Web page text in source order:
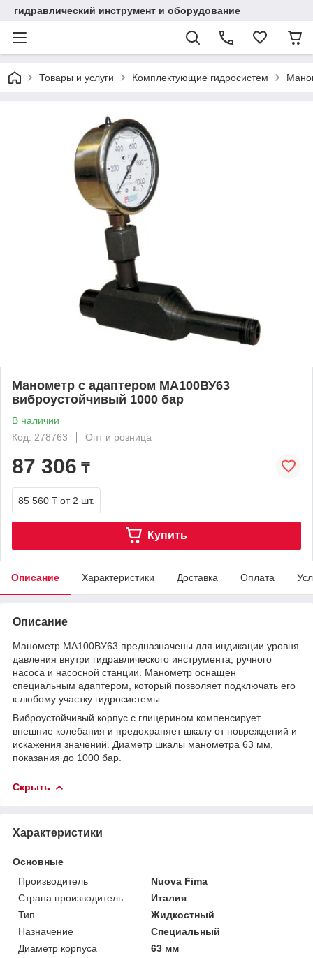
гидравлический инструмент и оборудование
Товары и услуги Комплектующие гидросистем
Манометр с адаптером МА100ВУ63
виброустойчивый 1000 бар
В наличии
Код: 278763
Опт и розница
87 306 ₸
85 560 ₸ от 2 шт.
Купить
Описание Характеристики Доставка Оплата
Описание
Манометр МА100ВУ63 предназначены для индикации уровня
давления внутри гидравлического инструмента, ручного
насоса и насосной станции. Манометр оснащен
специальным адаптером, который позволяет подключать его
к любому участку гидросистемы.
Виброустойчивый корпус с глицерином компенсирует
внешние колебания и предохраняет шкалу от повреждений и
искажения значений. Диаметр шкалы манометра 63 мм,
показания до 1000 бар.
Скрыть
Характеристики
Основные
Производитель
Nuova Fima
Страна производитель
Италия
Тип
Жидкостный
Назначение
Специальный
Диаметр корпуса
63 мм